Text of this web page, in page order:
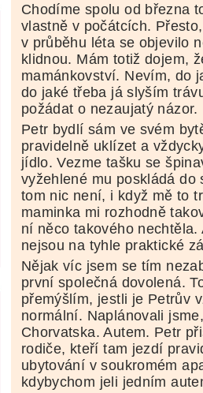
Chodíme spolu od března
vlastně v počátcích.
v průběhu léta se objevilo
klidnou. Mám totiž dojem,
mamánkovství. Nevím, do
do jaké třeba já slyším
požádat o nezaujatý názor.
Petr bydlí sám ve svém
pravidelně uklízet a
jídlo. Vezme tašku se
vyžehlené mu poskládá
tom nic není, i když mě to
maminka mi rozhodně
ní něco takového
nejsou na tyhle praktické
Nějak víc jsem se tím
první společná dovolená.
přemýšlím, jestli je Petrův
normální. Naplánovali
Chorvatska. Autem. Petr
rodiče, kteří tam jezdí
ubytování v soukromém
kdybychom jeli jedním